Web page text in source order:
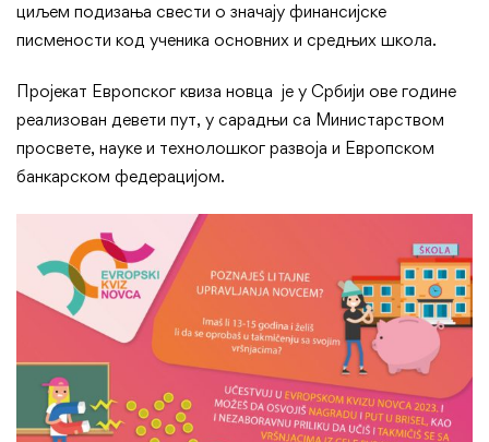
циљем подизања свести о значају финансијске
писмености код ученика основних и средњих школа.
Пројекат Европског квиза новца је у Србији ове године
реализован девети пут, у сарадњи са Министарством
просвете, науке и технолошког развоја и Европском
банкарском федерацијом.